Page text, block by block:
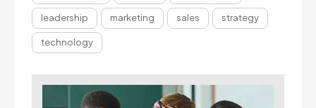
leadership marketing sales strategy
technology